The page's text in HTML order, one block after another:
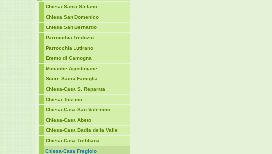
Chiesa Santo Stefano
Chiesa San Domenico
Chiesa San Bernardo
Parrocchia Tredozio
Parrocchia Lutirano
Eremo di Gamogna
Monache Agostiniane
Suore Sacra Famiglia
Chiesa-Casa S. Reparata
Chiesa Tossino
Chiesa-Casa San Valentino
Chiesa-Casa Abeto
Chiesa-Casa Badia della Valle
Chiesa-Casa Trebbana
Chiesa-Casa Fregiolo